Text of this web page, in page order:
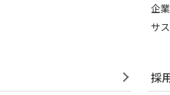
企
サ
採